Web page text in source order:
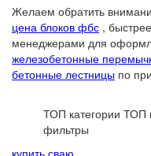
Желаем обратить
цена блоков фбс ,
менеджерами для
железобетонные
бетонные лестницы по
ТОП категории ТОП
фильтры
купить сваю